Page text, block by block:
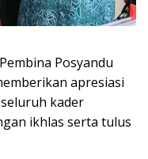
Posyandu
apresiasi
kader
ikhlas serta tulus